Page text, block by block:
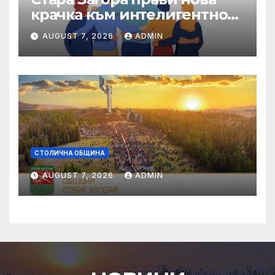
крачка към интелигентно
управление на местната
икономика
AUGUST 7, 2026 ADMIN
СТОЛИЧНА ОБЩИНА
AUGUST 7, 2026 ADMIN